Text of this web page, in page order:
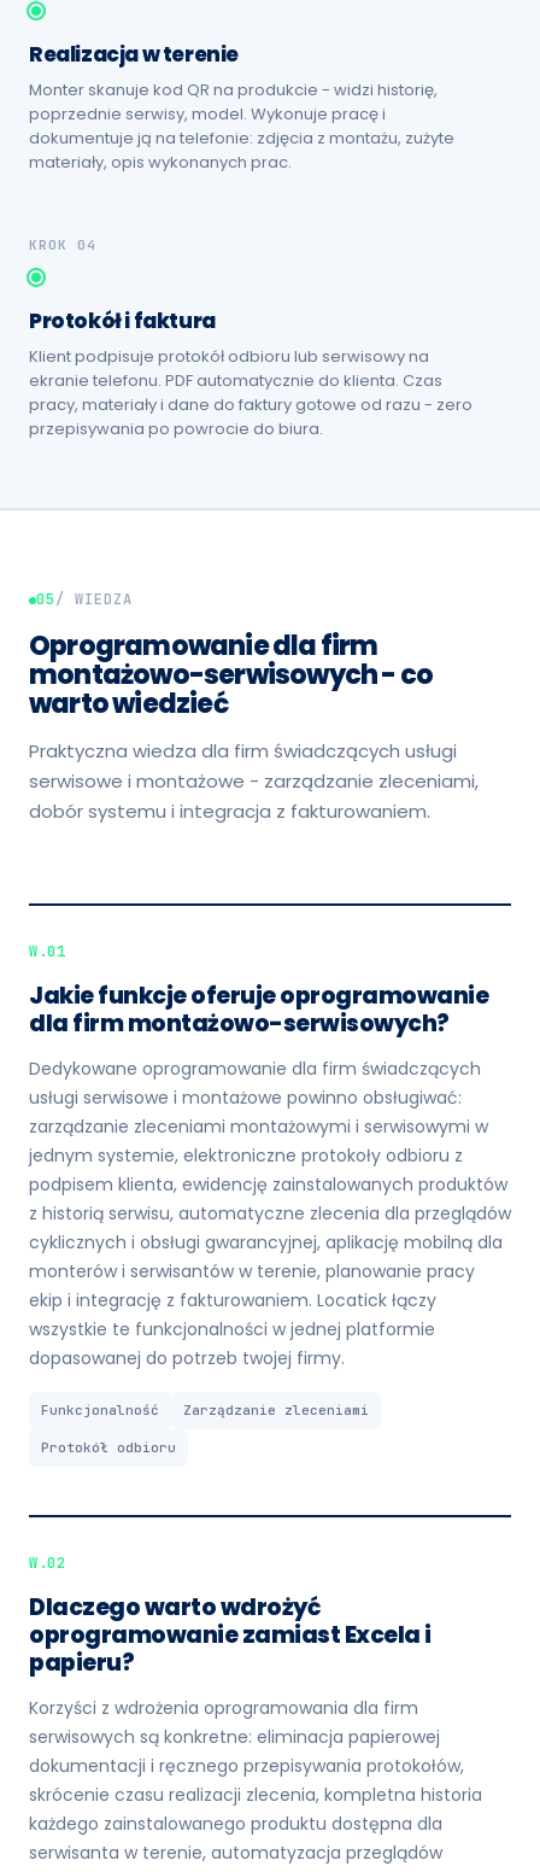
Realizacja w terenie
Monter skanuje kod QR na produkcie - widzi historię,
poprzednie serwisy, model. Wykonuje pracę i
dokumentuje ją na telefonie: zdjęcia z montażu, zużyte
materiały, opis wykonanych prac.
KROK 04
Protokół i faktura
Klient podpisuje protokół odbioru lub serwisowy na
ekranie telefonu. PDF automatycznie do klienta. Czas
pracy, materiały i dane do faktury gotowe od razu - zero
przepisywania po powrocie do biura.
05/ WIEDZA
Oprogramowanie dla firm
montażowo-serwisowych - co
warto wiedzieć
Praktyczna wiedza dla firm świadczących usługi
serwisowe i montażowe - zarządzanie zleceniami,
dobór systemu i integracja z fakturowaniem.
W.01
Jakie funkcje oferuje oprogramowanie
dla firm montażowo-serwisowych?
Dedykowane oprogramowanie dla firm świadczących
usługi serwisowe i montażowe powinno obsługiwać:
zarządzanie zleceniami montażowymi i serwisowymi w
jednym systemie, elektroniczne protokoły odbioru z
podpisem klienta, ewidencję zainstalowanych produktów
z historią serwisu, automatyczne zlecenia dla przeglądów
cyklicznych i obsługi gwarancyjnej, aplikację mobilną dla
monterów i serwisantów w terenie, planowanie pracy
ekip i integrację z fakturowaniem. Locatick łączy
wszystkie te funkcjonalności w jednej platformie
dopasowanej do potrzeb twojej firmy.
Funkcjonalność Zarządzanie zleceniami
Protokół odbioru
W.02
Dlaczego warto wdrożyć
oprogramowanie zamiast Excela i
papieru?
Korzyści z wdrożenia oprogramowania dla firm
serwisowych są konkretne: eliminacja papierowej
dokumentacji i ręcznego przepisywania protokołów,
skrócenie czasu realizacji zlecenia, kompletna historia
każdego zainstalowanego produktu dostępna dla
serwisanta w terenie, automatyzacja przeglądów